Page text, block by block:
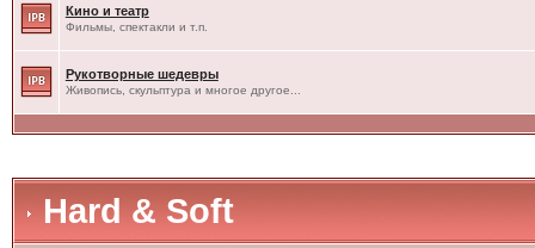
Кино и театр
Фильмы, спектакли и т.п.
Рукотворные шедевры
Живопись, скульптура и многое другое...
Hard & Soft